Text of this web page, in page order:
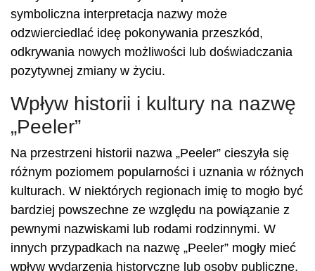
symboliczna interpretacja nazwy może
odzwierciedlać ideę pokonywania przeszkód,
odkrywania nowych możliwości lub doświadczania
pozytywnej zmiany w życiu.
Wpływ historii i kultury na nazwę
„Peeler”
Na przestrzeni historii nazwa „Peeler” cieszyła się
różnym poziomem popularności i uznania w różnych
kulturach. W niektórych regionach imię to mogło być
bardziej powszechne ze względu na powiązanie z
pewnymi nazwiskami lub rodami rodzinnymi. W
innych przypadkach na nazwę „Peeler” mogły mieć
wpływ wydarzenia historyczne lub osoby publiczne,